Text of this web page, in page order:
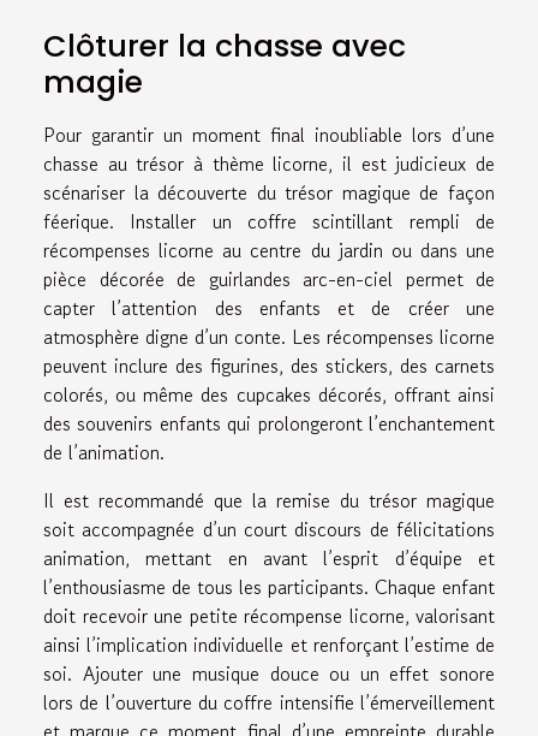
Clôturer la chasse avec
magie
Pour garantir un moment final inoubliable lors d’une
chasse au trésor à thème licorne, il est judicieux de
scénariser la découverte du trésor magique de façon
féerique. Installer un coffre scintillant rempli de
récompenses licorne au centre du jardin ou dans une
pièce décorée de guirlandes arc-en-ciel permet de
capter l’attention des enfants et de créer une
atmosphère digne d’un conte. Les récompenses licorne
peuvent inclure des figurines, des stickers, des carnets
colorés, ou même des cupcakes décorés, offrant ainsi
des souvenirs enfants qui prolongeront l’enchantement
de l’animation.
Il est recommandé que la remise du trésor magique
soit accompagnée d’un court discours de félicitations
animation, mettant en avant l’esprit d’équipe et
l’enthousiasme de tous les participants. Chaque enfant
doit recevoir une petite récompense licorne, valorisant
ainsi l’implication individuelle et renforçant l’estime de
soi. Ajouter une musique douce ou un effet sonore
lors de l’ouverture du coffre intensifie l’émerveillement